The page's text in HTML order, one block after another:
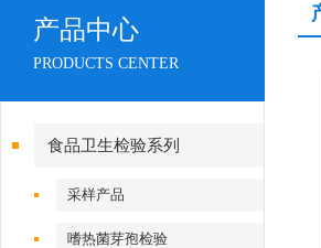
产品中心
PRODUCTS CENTER
食品卫生检验系列
采样产品
嗜热菌芽孢检验